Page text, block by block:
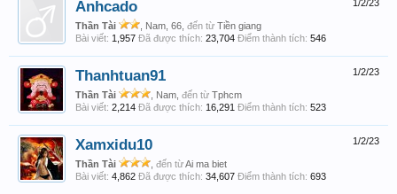
1/2/23
Anhcado
Thần Tài , Nam, 66, đến từ Tiền giang
Bài viết: 1,957 Đã được thích: 23,704 Điểm thành tích: 546
1/2/23
Thanhtuan91
Thần Tài , Nam, đến từ Tphcm
Bài viết: 2,214 Đã được thích: 16,291 Điểm thành tích: 523
1/2/23
Xamxidu10
Thần Tài đến từAi ma biet
Bài viết: 4,862 Đã được thích: 34,607 Điểm thành tích: 693